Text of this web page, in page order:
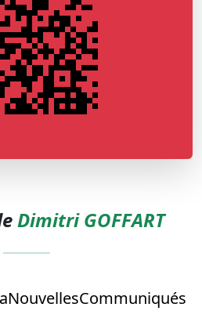
Dimitri GOFFART
NouvellesCommuniqués